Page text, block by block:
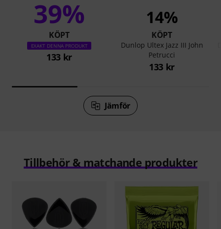
39%
KÖPT
EXAKT DENNA PRODUKT
133 kr
14%
KÖPT
Dunlop Ultex Jazz III John
Petrucci
133 kr
Jämför
Tillbehör & matchande produkter